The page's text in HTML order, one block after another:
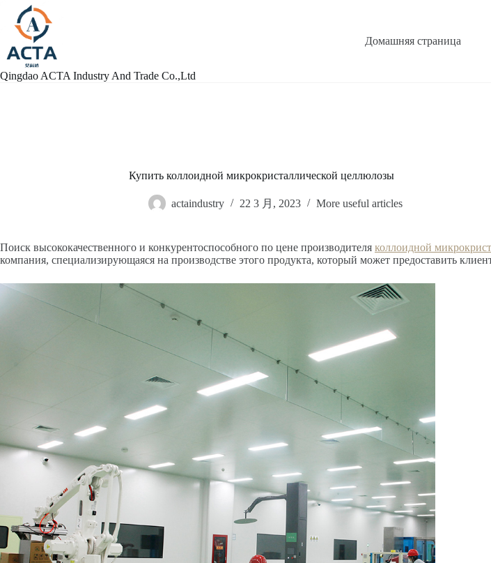
容
Qingdao ACTA Industry And Trade Co.,Ltd
Домашняя страница
Купить коллоидной микрокристаллической целлюлозы
actaindustry 22 3 月, 2023 More useful articles
Поиск высококачественного и конкурентоспособного по цене производителя коллоидной
компания, специализирующаяся на производстве этого продукта, который может предоставить